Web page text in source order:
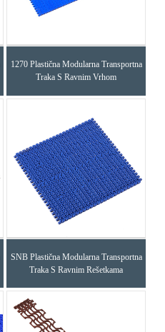
1270 Plastična Modularna Transportna
Traka S Ravnim Vrhom
SNB Plastična Modularna Transportna
Traka S Ravnim Rešetkama